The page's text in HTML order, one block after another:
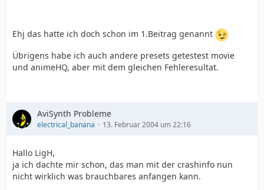
Ehj das hatte ich doch schon im 1.Beitrag genannt
Übrigens habe ich auch andere presets getestest movie
und animeHQ, aber mit dem gleichen Fehleresultat.
AviSynth Probleme
electrical_banana 13. Februar 2004 um 22:16
Hallo LigH,
ja ich dachte mir schon, das man mit der crashinfo nun
nicht wirklich was brauchbares anfangen kann.